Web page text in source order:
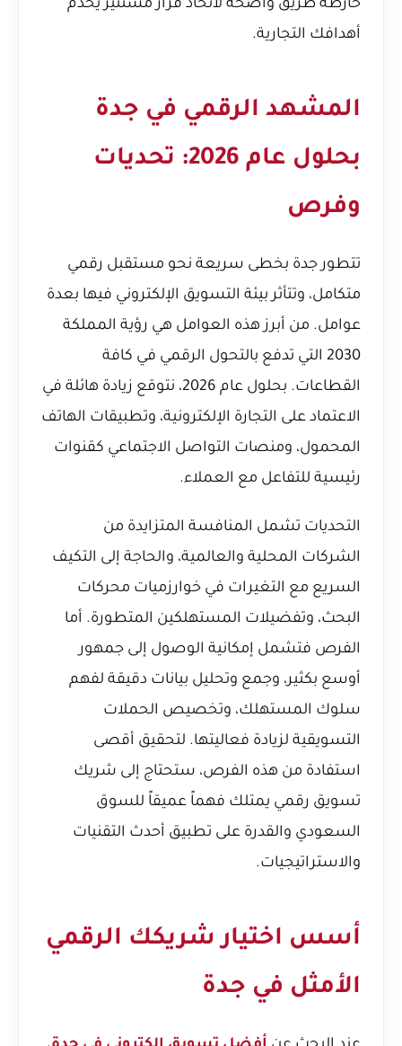
خارطة طريق واضحة لاتخاذ قرار مستنير يخدم
أهدافك التجارية.
المشهد الرقمي في جدة
بحلول عام 2026: تحديات
وفرص
تتطور جدة بخطى سريعة نحو مستقبل رقمي
متكامل، وتتأثر بيئة التسويق الإلكتروني فيها بعدة
عوامل. من أبرز هذه العوامل هي رؤية المملكة
2030 التي تدفع بالتحول الرقمي في كافة
القطاعات. بحلول عام 2026، نتوقع زيادة هائلة في
الاعتماد على التجارة الإلكترونية، وتطبيقات الهاتف
المحمول، ومنصات التواصل الاجتماعي كقنوات
رئيسية للتفاعل مع العملاء.
التحديات تشمل المنافسة المتزايدة من
الشركات المحلية والعالمية، والحاجة إلى التكيف
السريع مع التغيرات في خوارزميات محركات
البحث، وتفضيلات المستهلكين المتطورة. أما
الفرص فتشمل إمكانية الوصول إلى جمهور
أوسع بكثير، وجمع وتحليل بيانات دقيقة لفهم
سلوك المستهلك، وتخصيص الحملات
التسويقية لزيادة فعاليتها. لتحقيق أقصى
استفادة من هذه الفرص، ستحتاج إلى شريك
تسويق رقمي يمتلك فهماً عميقاً للسوق
السعودي والقدرة على تطبيق أحدث التقنيات
والاستراتيجيات.
أسس اختيار شريكك الرقمي
الأمثل في جدة